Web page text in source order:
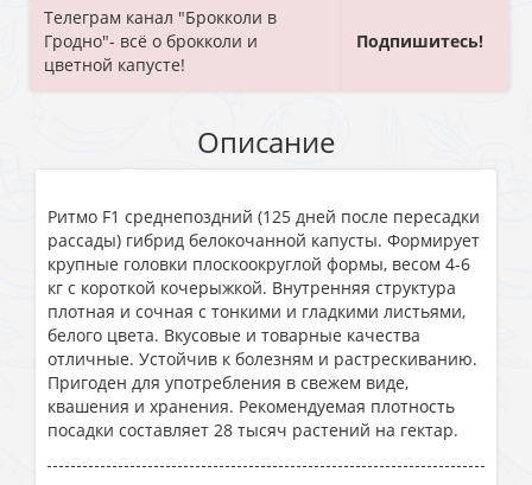
Телеграм канал "Брокколи в
Гродно"- всё о брокколи и
цветной капусте!
Подпишитесь!
Описание
Ритмо F1 среднепоздний (125 дней после пересадки
рассады) гибрид белокочанной капусты. Формирует
крупные головки плоскоокруглой формы, весом 4-6
кг с короткой кочерыжкой. Внутренняя структура
плотная и сочная с тонкими и гладкими листьями,
белого цвета. Вкусовые и товарные качества
отличные. Устойчив к болезням и растрескиванию.
Пригоден для употребления в свежем виде,
квашения и хранения. Рекомендуемая плотность
посадки составляет 28 тысяч растений на гектар.